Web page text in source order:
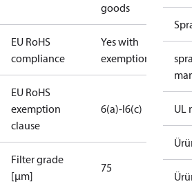
goods
EU RoHS
compliance
Yes with
exemptions
EU RoHS
exemption
clause
6(a)-I6(c)
Filter grade
[µm]
75
UL